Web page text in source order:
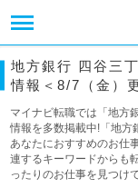
地方銀行 四谷三
情報＜8/7（金）
マイナビ転職では「地方
情報を多数掲載中!「地方
あなたにおすすめのお仕
連するキーワードからも
ったりのお仕事を見つけ